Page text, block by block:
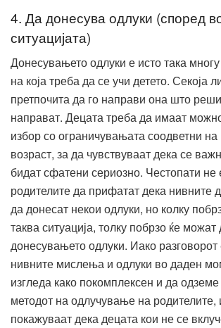
4. Да донесува одлуки (според
ситуацијата)
Донесувањето одлуки е исто така
на која треба да се учи детето. Секоја
претпочита да го направи она што
направат. Децата треба да имаат
избор со ограничувањата соодветни
возраст, за да чувствуваат дека се
бидат сфатени сериозно. Честопати не
родителите да прифатат дека нивните
да донесат некои одлуки, но колку
таква ситуација, толку побрзо ќе
донесувањето одлуки. Иако разговорот
нивните мислења и одлуки во даден
изгледа како покомплексен и да
методот на одлучување на
покажуваат дека децата кои не се